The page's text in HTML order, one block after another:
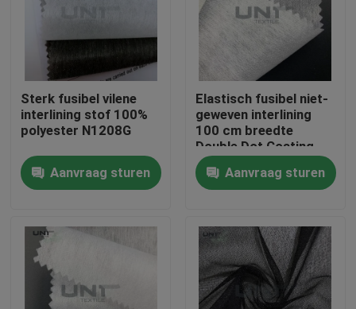
Producten
Over ons
Sterk fusibel vilene
interlining stof 100%
polyester N1208G
Aanvraag sturen
Elastisch fusibel niet-
geweven interlining
100 cm breedte
Double Dot Coating
Aanvraag sturen